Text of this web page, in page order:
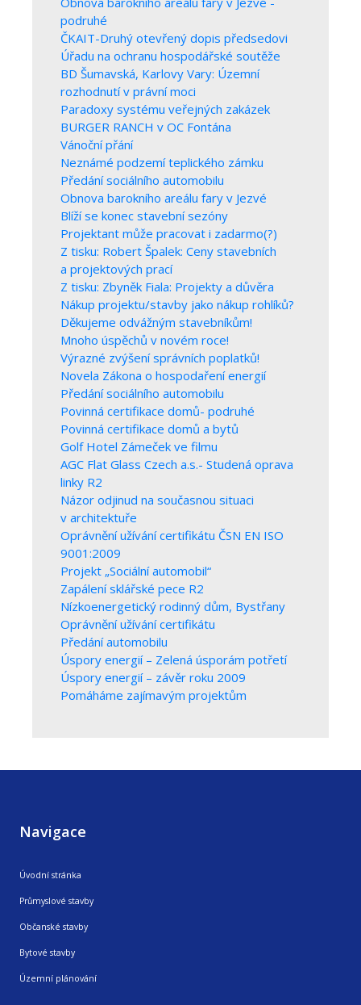
podruhé
ČKAIT-Druhý otevřený dopis předsedovi
Úřadu na ochranu hospodářské soutěže
BD Šumavská, Karlovy Vary: Územní
rozhodnutí v právní moci
Paradoxy systému veřejných zakázek
BURGER RANCH v OC Fontána
Vánoční přání
Neznámé podzemí teplického zámku
Předání sociálního automobilu
Obnova barokního areálu fary v Jezvé
Blíží se konec stavební sezóny
Projektant může pracovat i zadarmo(?)
Z tisku: Robert Špalek: Ceny stavebních
a projektových prací
Z tisku: Zbyněk Fiala: Projekty a důvěra
Nákup projektu/stavby jako nákup rohlíků?
Děkujeme odvážným stavebníkům!
Mnoho úspěchů v novém roce!
Výrazné zvýšení správních poplatků!
Novela Zákona o hospodaření energií
Předání sociálního automobilu
Povinná certifikace domů- podruhé
Povinná certifikace domů a bytů
Golf Hotel Zámeček ve filmu
AGC Flat Glass Czech a.s.- Studená oprava
linky R2
Názor odjinud na současnou situaci
v architektuře
Oprávnění užívání certifikátu ČSN EN ISO
9001:2009
Projekt „Sociální automobil“
Zapálení sklářské pece R2
Nízkoenergetický rodinný dům, Bystřany
Oprávnění užívání certifikátu
Předání automobilu
Úspory energií – Zelená úsporám potřetí
Úspory energií – závěr roku 2009
Pomáháme zajímavým projektům
Navigace
Úvodní stránka
Průmyslové stavby
Občanské stavby
Bytové stavby
Územní plánování